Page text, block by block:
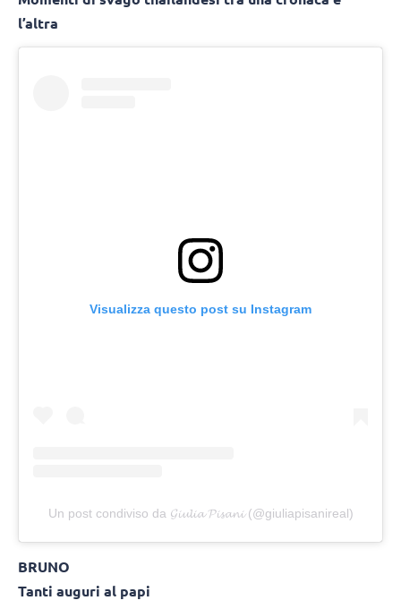
l’altra
Visualizza questo post su Instagram
Un post condiviso da 𝓖𝓲𝓾𝓵𝓲𝓪 𝓟𝓲𝓼𝓪𝓷𝓲 (@giuliapisanireal)
BRUNO
Tanti auguri al papi